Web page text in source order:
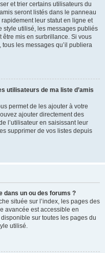
et trier certains utilisateurs du
seront listés dans le panneau
leur statut en ligne et
style utilisé, les messages publiés
mis en surbrillance. Si vous
les messages qu’il publiera
utilisateurs de ma liste d’amis
permet de les ajouter à votre
ajouter directement des
l’utilisateur en saisissant leur
supprimer de vos listes depuis
dans un ou des forums ?
située sur l’index, les pages des
avancée est accessible en
sur toutes les pages du
utilisé.